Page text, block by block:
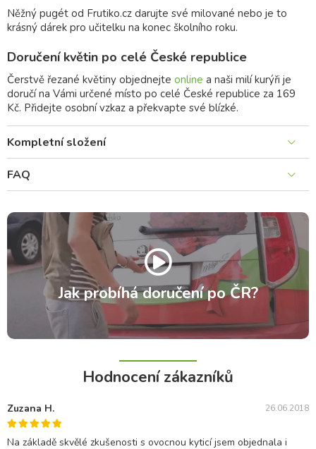
Něžný pugét od Frutiko.cz darujte své milované nebo je to
krásný dárek pro učitelku na konec školního roku.
Doručení květin po celé České republice
Čerstvě řezané květiny objednejte online a naši milí kurýři je
doručí na Vámi určené místo po celé České republice za 169
Kč. Přidejte osobní vzkaz a překvapte své blízké.
Kompletní složení
FAQ
Jak probíhá doručení po ČR?
Hodnocení zákazníků
Zuzana H. 26.06.2018
Na základě skvělé zkušenosti s ovocnou kyticí jsem objednala i